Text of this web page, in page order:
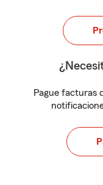
Pague facturas